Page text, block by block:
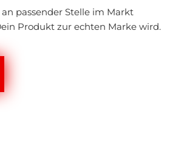
passender Stelle im Markt
Produkt zur echten Marke wird.